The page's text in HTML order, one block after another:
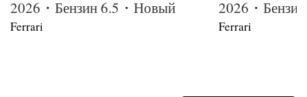
2026・Бензин 6.5・Новый
Ferrari
2026・
Ferrari